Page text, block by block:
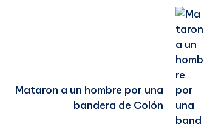
Mataron a un hombre por una
bandera de Colón